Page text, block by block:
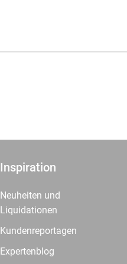
Inspiration
Neuheiten und
Liquidationen
Kundenreportagen
Expertenblog